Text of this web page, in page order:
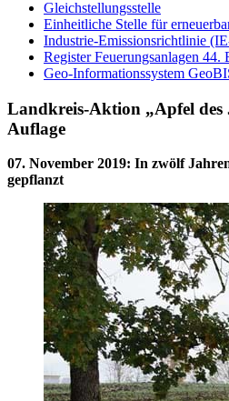
Gleichstellungsstelle
Einheitliche Stelle für
Industrie-Emissionsrichtlinie
Register Feuerungsanlagen 44.
Geo-Informationssystem
Landkreis-Aktion „Apfel des
Auflage
07. November 2019: In zwölf
gepflanzt